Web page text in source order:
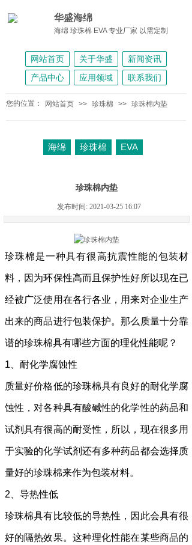
华盛海绵
海绵 珍珠棉 EVA 专业厂家 以需定制
网站首页 关于华盛
新闻资讯
产品中心
应用领域 联系我们
您的位置： 网站首页 >> 珍珠棉 >> 珍珠棉内垫
海绵 珍珠棉 EVA
珍珠棉内垫
发布时间: 2021-03-25 16:07
珍珠棉是一种具有很高抗震性能的包装材
料，因为环保性高而且保护性好所以现在已
经被广泛使用在各行各业，用来对企业生产
出来的商品进行包装保护。那么质量十分靠
谱的珍珠棉具有哪些方面的理化性能呢？
1、耐化学腐蚀性
质量好价格低的珍珠棉具有良好的耐化学腐
蚀性，对各种具有酸碱性的化学性的药品和
试剂具有很高的耐受性，所以，现在很多用
于实验的化学试剂还有多种药品都会选择质
量好的珍珠棉来作为包装材料。
2、导热性低
珍珠棉具有比较低的导热性，因此会具有很
好的隔热效果。这种理化性能在某些商品的